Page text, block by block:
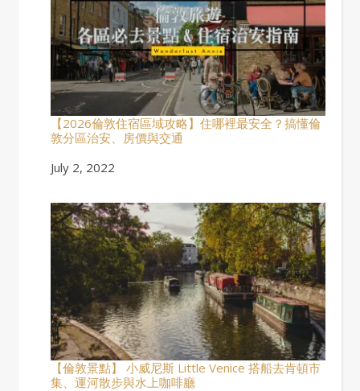
【2026倫敦住宿區域攻略】住哪裡最安全？搞懂倫
敦分區治安、房價與交通
Date
July 2, 2022
【倫敦景點】 小威尼斯 Little Venice 搭船去肯頓市
集、運河散步與水上咖啡廳